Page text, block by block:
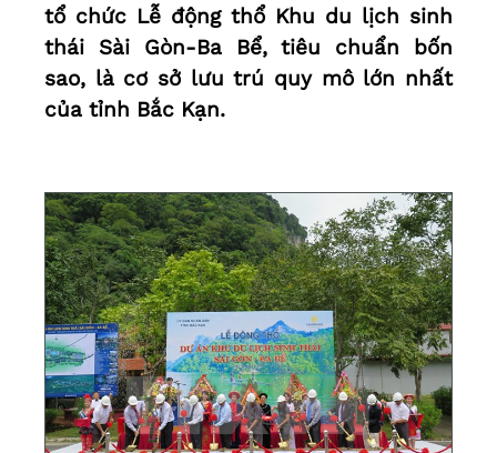
tổ chức Lễ động thổ Khu du lịch sinh
thái Sài Gòn-Ba Bể, tiêu chuẩn bốn
sao, là cơ sở lưu trú quy mô lớn nhất
của tỉnh Bắc Kạn.